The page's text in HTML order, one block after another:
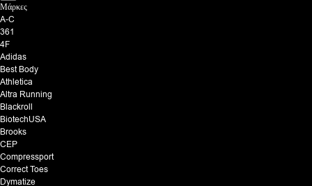
Μάρκες
A-C
361
4F
Adidas
Best Body
Athletica
Altra Running
Blackroll
BiotechUSA
Brooks
CEP
Compressport
Correct Toes
Dymatize